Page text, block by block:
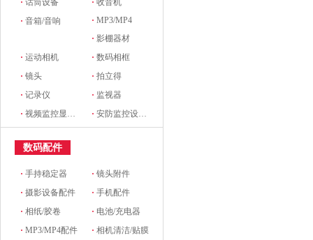
·话筒设备 ·收音机
·音箱/音响 ·MP3/MP4
·影棚器材
·运动相机 ·数码相框
·镜头 ·拍立得
·记录仪 · 监视器
·视频监控显示设备及配件 ·安防监控设备及配件
数码配件
·手持稳定器 ·镜头附件
·摄影设备配件 ·手机配件
·相纸/胶卷 · 电池/充电器
·MP3/MP4配件 ·相机清洁/贴膜